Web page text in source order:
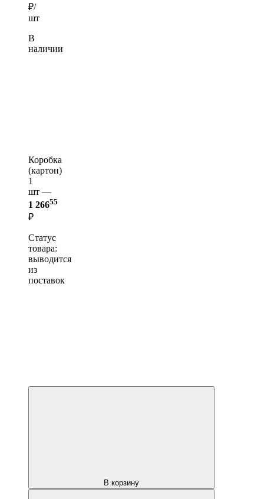
₽/
шт
В
наличии
Коробка
(картон)
1
шт —
1 26655
₽
Статус
товара:
выводится
из
поставок
В корзину